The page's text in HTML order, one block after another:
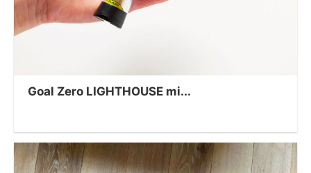
Goal Zero LIGHTHOUSE mi...